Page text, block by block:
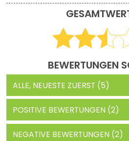
BEWERTUNGEN
ALLE, NEUESTE ZUERST (5)
POSITIVE BEWERTUNGEN (2)
NEGATIVE BEWERTUNGEN (2)